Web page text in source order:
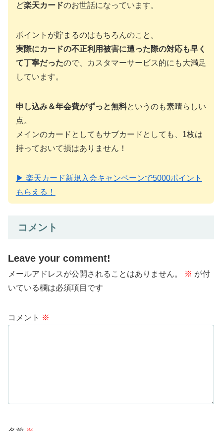
ど楽天カードのお世話になっています。
ポイントが貯まるのはもちろんのこと。
実際にカードの不正利用被害に遭った際の対応も早く
て丁寧だったので、カスタマーサービス的にも大満足
しています。
申し込み＆年会費がずっと無料というのも素晴らしい
点。
メインのカードとしてもサブカードとしても、1枚は
持っておいて損はありません！
▶ 楽天カード新規入会キャンペーンで5000ポイント
もらえる！
コメント
Leave your comment!
メールアドレスが公開されることはありません。 ※ が付
いている欄は必須項目です
コメント ※